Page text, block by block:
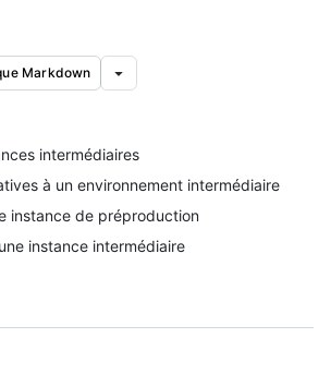
Markdown
intermédiaires
à un environnement intermédiaire
instance de préproduction
instance intermédiaire